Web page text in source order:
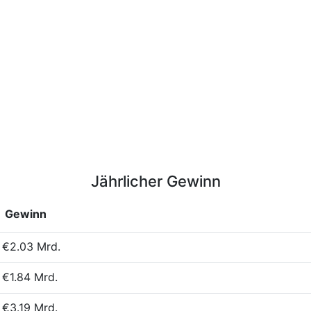
Jährlicher Gewinn
Gewinn
€2.03 Mrd.
€1.84 Mrd.
€3.19 Mrd.